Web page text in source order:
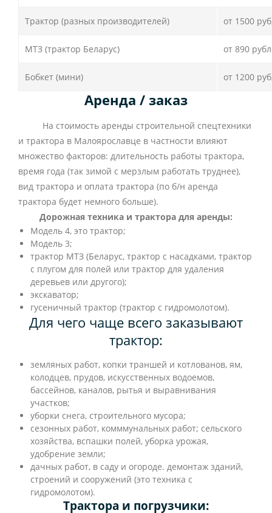
Трактор (разных производителей) от 1500
МТЗ (трактор Беларус) от 890
Бобкет (мини) от 1200
Аренда / заказ
На стоимость аренды строительной спецтехники
и трактора в Малоярославце в частности влияют
множество факторов: длительность работы трактора,
время года (так зимой с мерзлым работать труднее),
вид трактора и оплата трактора (по б/н аренда
трактора будет немного больше).
Дорожная техника и трактора для аренды:
Модель 4, это трактор;
Модель 3;
трактор МТЗ (Беларус, трактор с насадками, трактор
с плугом для полей или трактор для удаления
деревьев или другого);
экскаватор;
гусеничный трактор (трактор с гидромолотом).
Для чего чаще всего заказывают
трактор:
земляных работ, копки траншей и котлованов, ям,
колодцев, прудов, искусственных водоемов,
бассейнов, каналов, рытья и выравнивания
участков;
уборки снега, строительного мусора;
сезонных работ, комммунальных работ; сельского
хозяйства, вспашки полей, уборка урожая,
удобрение земли;
дачных работ, в саду и огороде. демонтаж зданий,
строений и сооружений (это техника с
гидромолотом).
Трактора и погрузчики: